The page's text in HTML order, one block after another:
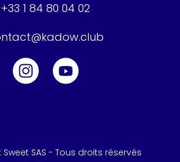
+33 1 84 80 04 02
SAS - Tous droits réservés